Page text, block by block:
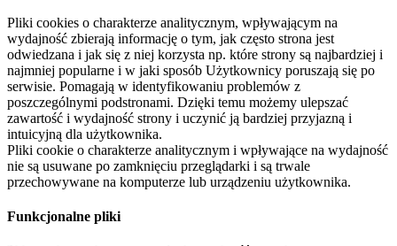
Pliki cookies o charakterze analitycznym, wpływającym na
wydajność zbierają informację o tym, jak często strona jest
odwiedzana i jak się z niej korzysta np. które strony są najbardziej i
najmniej popularne i w jaki sposób Użytkownicy poruszają się po
serwisie. Pomagają w identyfikowaniu problemów z
poszczególnymi podstronami. Dzięki temu możemy ulepszać
zawartość i wydajność strony i uczynić ją bardziej przyjazną i
intuicyjną dla użytkownika.
Pliki cookie o charakterze analitycznym i wpływające na wydajność
nie są usuwane po zamknięciu przeglądarki i są trwale
przechowywane na komputerze lub urządzeniu użytkownika.
Funkcjonalne pliki